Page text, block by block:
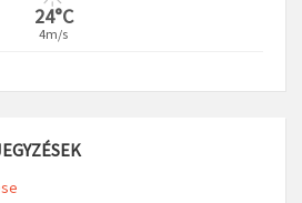
Helyi idő
09:43
2026-08-09
23°C
3m/s